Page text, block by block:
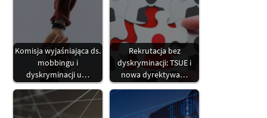
Komisja wyjaśniająca ds.
mobbingu i
dyskryminacji u…
Rekrutacja bez
dyskryminacji: TSUE i
nowa dyrektywa…